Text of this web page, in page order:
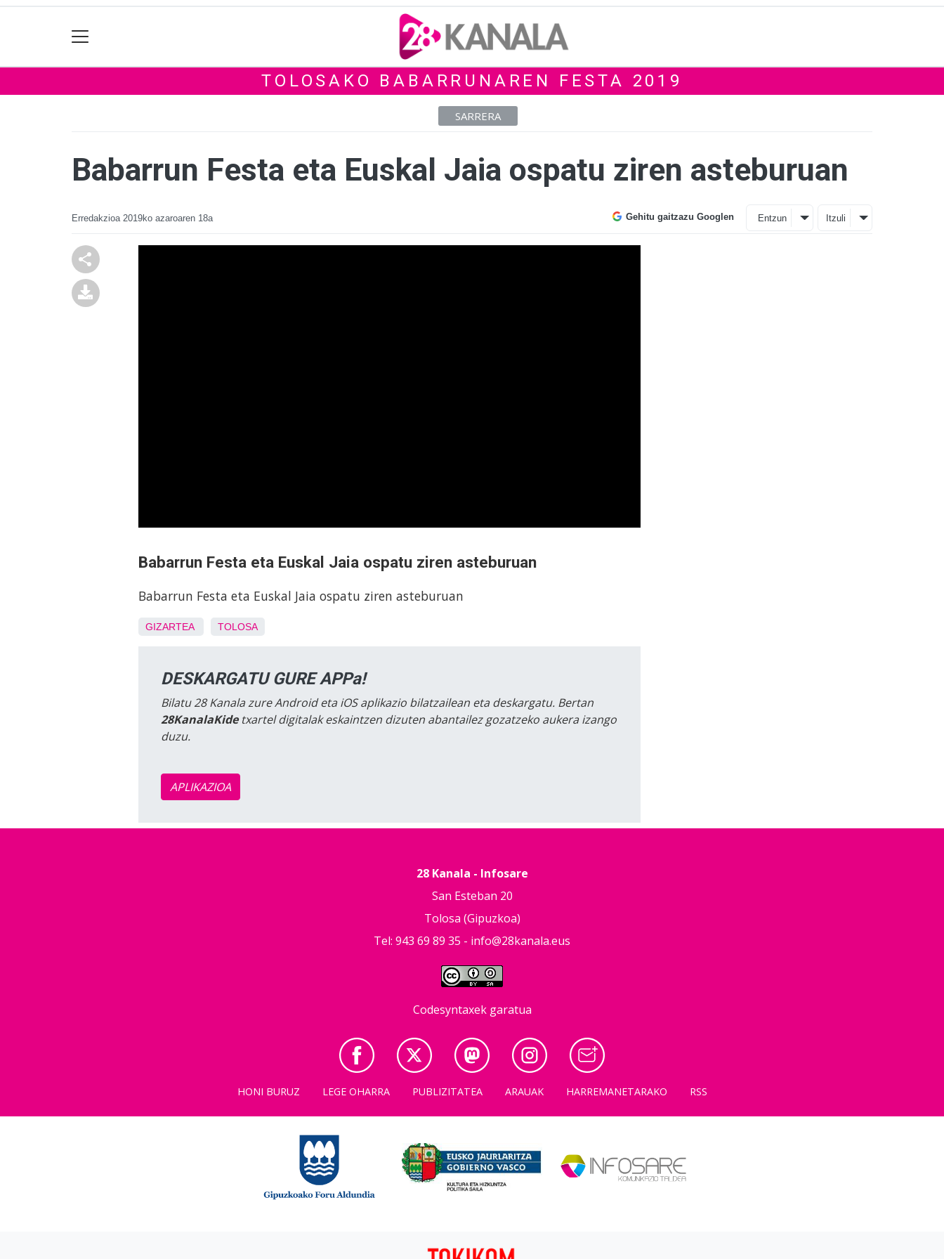
TOLOSAKO BABARRUNAREN FESTA 2019
SARRERA
Babarrun Festa eta Euskal Jaia ospatu ziren asteburuan
Erredakzioa 2019ko azaroaren 18a Gehitu gaitzazu Googlen Entzun Itzuli
Babarrun Festa eta Euskal Jaia ospatu ziren asteburuan
Babarrun Festa eta Euskal Jaia ospatu ziren asteburuan
GIZARTEA TOLOSA
DESKARGATU GURE APPa!
Bilatu 28 Kanala zure Android eta iOS aplikazio bilatzailean eta deskargatu. Bertan
28KanalaKidetxartel digitalak eskaintzen dizuten abantailez gozatzeko aukera izango
duzu.
APLIKAZIOA
28 Kanala - Infosare
San Esteban 20
Tolosa (Gipuzkoa)
Tel: 943 69 89 35 - info@28kanala.eus
Codesyntaxek garatua
HONI BURUZ LEGE OHARRA PUBLIZITATEA ARAUAK HARREMANETARAKO RSS